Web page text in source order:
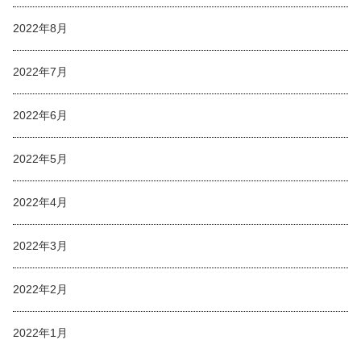
2022年8月
2022年7月
2022年6月
2022年5月
2022年4月
2022年3月
2022年2月
2022年1月